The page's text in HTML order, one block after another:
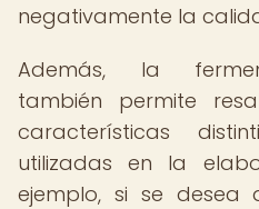
negativamente la
Además, la
también permite
características
utilizadas en la
ejemplo, si se desea